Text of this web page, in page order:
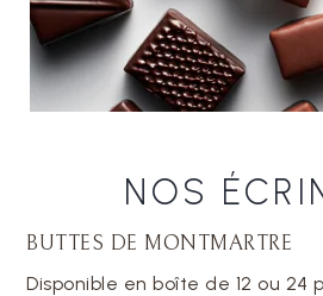
NOS
BUTTES DE MONTMARTRE
Disponible en boîte de 12 ou 24